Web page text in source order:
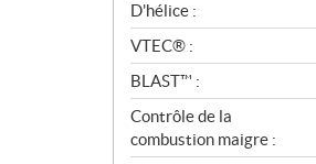
D'hélice :
VTEC® :
BLAST™ :
Contrôle de la
combustion maigre :